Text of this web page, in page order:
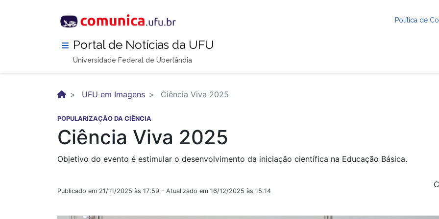
Política de
Portal de Notícias da UFU
Universidade Federal de Uberlândia
UFU em Imagens Ciência Viva 2025
POPULARIZAÇÃO DA CIÊNCIA
Ciência Viva 2025
Objetivo do evento é estimular o desenvolvimento da iniciação científica na Educação Básica.
Publicado em 21/11/2025 às 17:59 - Atualizado em 16/12/2025 às 15:14